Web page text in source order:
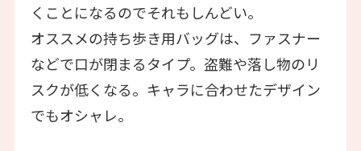
くことになるのでそれもしんどい。
オススメの持ち歩き用バッグは、ファスナー
などで口が閉まるタイプ。盗難や落し物のリ
スクが低くなる。キャラに合わせたデザイン
でもオシャレ。